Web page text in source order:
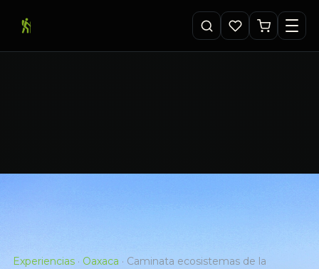
Experiencias · Oaxaca · Caminata ecosistemas de la